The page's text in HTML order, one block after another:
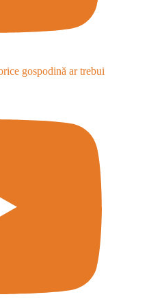
gospodină ar trebui